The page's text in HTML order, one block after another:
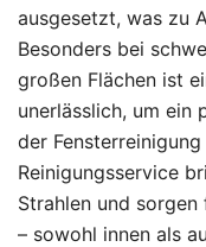
ausgesetzt, was zu
Besonders bei
großen Flächen ist
unerlässlich, um ein
der
Reinigungsservice
Strahlen und sorgen
– sowohl innen als